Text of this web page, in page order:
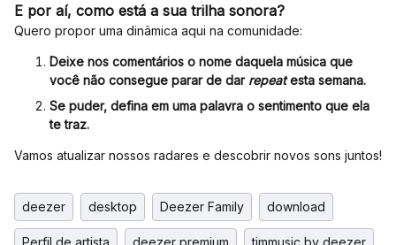
E por aí, como está a sua trilha sonora?
Quero propor uma dinâmica aqui na comunidade:
Deixe nos comentários o nome daquela música que
você não consegue parar de dar repeatesta semana.
Se puder, defina em uma palavra o sentimento que ela
te traz.
Vamos atualizar nossos radares e descobrir novos sons juntos!
deezer desktop Deezer Family download
Perfil de artista deezer premium timmusic by deezer